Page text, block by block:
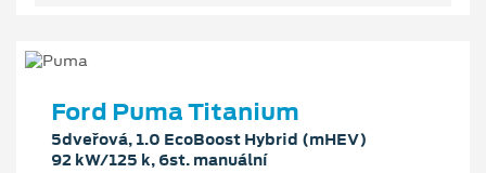
Ford Puma Titanium
5dveřová, 1.0 EcoBoost Hybrid (mHEV)
92 kW/125 k, 6st. manuální